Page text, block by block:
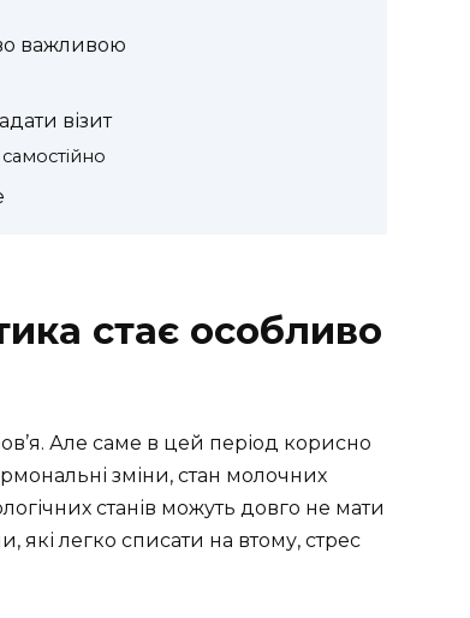
важливою
візит
стає особливо
Але саме в цей період корисно
зміни, стан молочних
станів можуть довго не мати
легко списати на втому, стрес